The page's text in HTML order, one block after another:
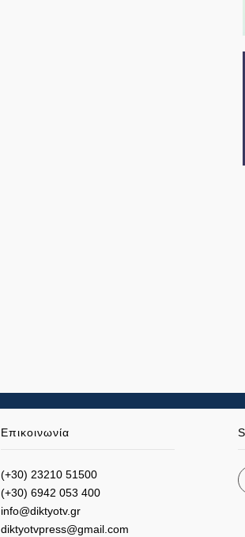
Επικοινωνία
(+30) 23210 51500
(+30) 6942 053 400
info@diktyotv.gr
diktyotvpress@gmail.com